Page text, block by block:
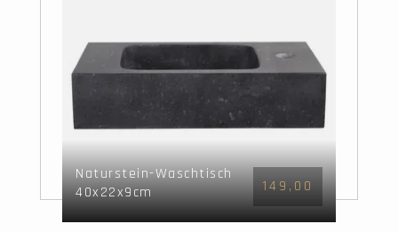
Naturstein-Waschtisch
40x22x9cm
149,00